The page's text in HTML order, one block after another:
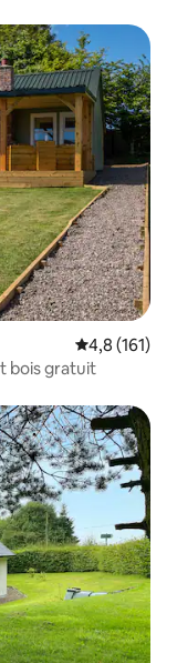
Note
4,8 (161)
bois gratuit